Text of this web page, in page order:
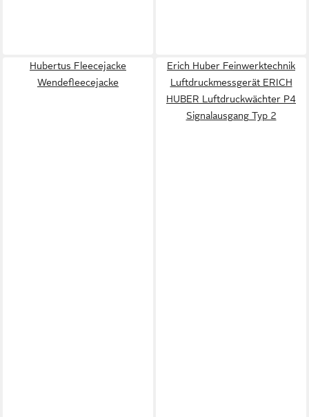
Hubertus Fleecejacke
Wendefleecejacke
Erich Huber Feinwerktechnik
Luftdruckmessgerät ERICH
HUBER Luftdruckwächter P4
Signalausgang Typ 2